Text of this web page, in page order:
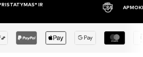
IR